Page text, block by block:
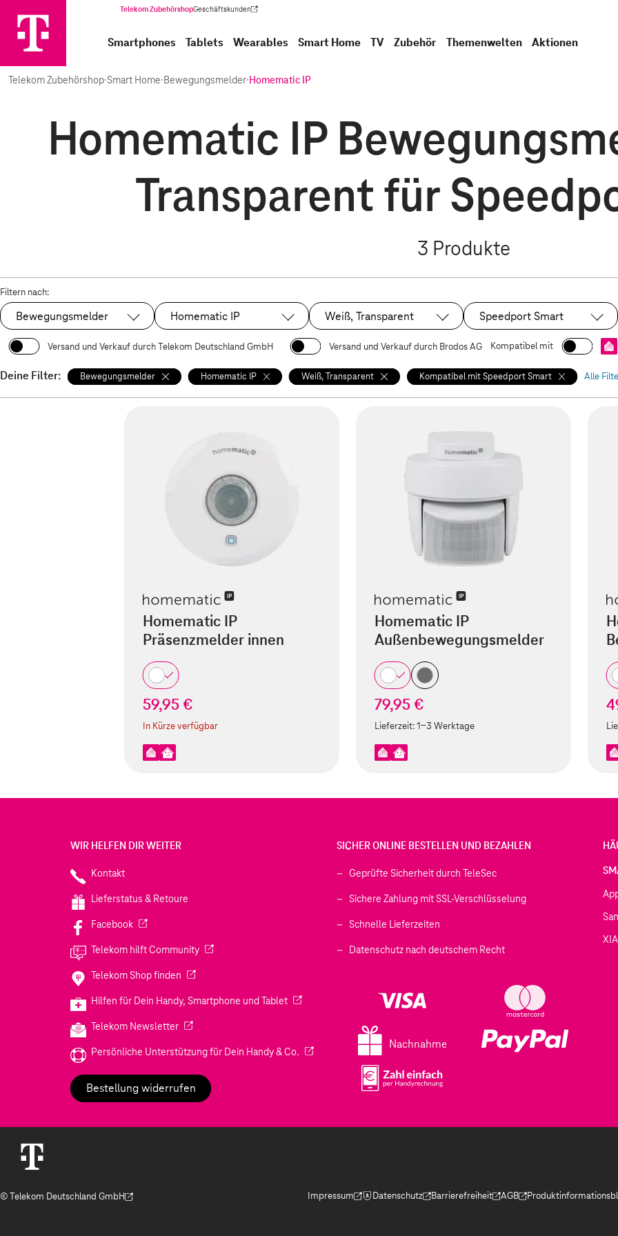
Telekom ZubehörshopGeschäftskunden
(Wird in einem neuen Tab geöffnet)
Smartphones Tablets Wearables Smart Home TV Zubehör Themenwelten Aktionen
Telekom Zubehörshop·Smart Home·Bewegungsmelder·Homematic IP
Homematic IP
Transparent für
3 Produkte
Filtern nach:
Ausgewählt:
Bewegungsmelder Ausgewählt:
Homematic IP Ausgewählt:
Weiß, Transparent Ausgewählt:
Speedport Smart
Versand und Verkauf durch Telekom Deutschland GmbH Versand und Verkauf durch Brodos AG Kompatibel mit
Deine Filter: Bewegungsmelder Homematic IP Weiß, Transparent Kompatibel mit Speedport Smart Alle
Homematic IP
Präsenzmelder innen
59,95 €
In Kürze verfügbar
Homematic IP
Außenbewegungsmelder
79,95 €
Lieferzeit:1-3 Werktage
WIR HELFEN DIR WEITER
Kontakt
Lieferstatus & Retoure
Facebook(Wird in einem neuen Tab geöffnet)
Telekom hilft Community(Wird in einem neuen Tab geöffnet)
Telekom Shop finden (Wird in einem neuen Tab geöffnet)
Hilfen für Dein Handy, Smartphone und Tablet(Wird in einem neuen Tab geöffnet)
Telekom Newsletter(Wird in einem neuen Tab geöffnet)
Persönliche Unterstützung für Dein Handy & Co. (Wird in einem neuen Tab geöffnet)
Bestellung widerrufen
SICHER ONLINE BESTELLEN UND BEZAHLEN
Geprüfte Sicherheit durch TeleSec
Sichere Zahlung mit SSL-Verschlüsselung
Schnelle Lieferzeiten
Datenschutz nach deutschem Recht
Nachnahme
© Telekom Deutschland GmbH
(Der Link wird in einem neuen Tab geöffnet)
Impressum
(Der Link wird in einem neuen Tab geöffnet)
Datenschutz
(Der Link wird in einem neuen Tab geöffnet)
Barrierefreiheit
(Der Link wird in einem neuen Tab geöffnet)
AGB
(Der Link wird in einem
(Der Link wird in